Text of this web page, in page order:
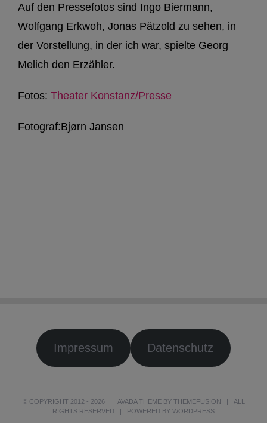
Auf den Pressefotos sind Ingo Biermann,
Wolfgang Erkwoh, Jonas Pätzold zu sehen, in
der Vorstellung, in der ich war, spielte Georg
Melich den Erzähler.
Fotos: Theater Konstanz/Presse
Fotograf:Bjørn Jansen
Impressum Datenschutz
© COPYRIGHT 2012 - 2026 | AVADA THEME BY THEMEFUSION | ALL
RIGHTS RESERVED | POWERED BY WORDPRESS